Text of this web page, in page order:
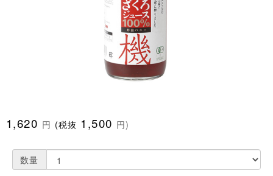
1,620 円 (税抜 1,500 円)
数量